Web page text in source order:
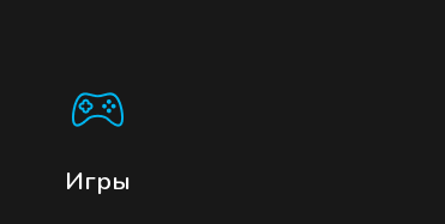
Игры